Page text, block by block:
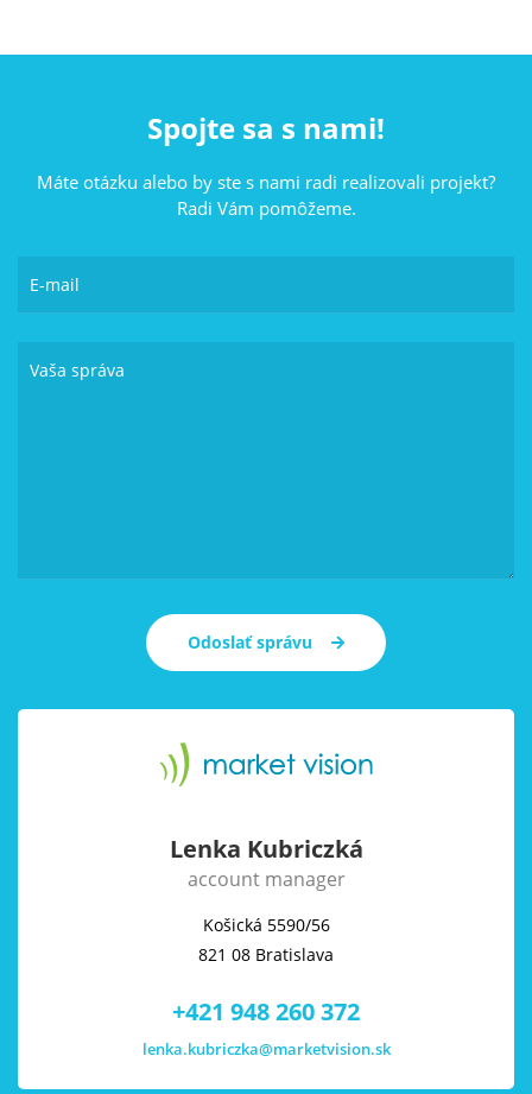
Spojte sa s nami!
Máte otázku alebo by ste s nami radi realizovali projekt?
Radi Vám pomôžeme.
E-mail
Vaša správa
Odoslať správu
Lenka Kubriczká
account manager
Košická 5590/56
821 08 Bratislava
+421 948 260 372
lenka.kubriczka@marketvision.sk